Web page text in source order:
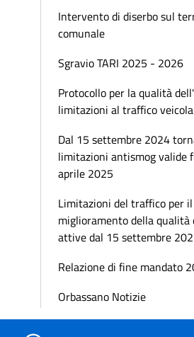
Intervento di diserbo sul
comunale
Sgravio TARI 2025 - 2026
Protocollo per la qualità
limitazioni al traffico
Dal 15 settembre 2024
limitazioni antismog valide
aprile 2025
Limitazioni del traffico per il
miglioramento della qualità
attive dal 15 settembre
Relazione di fine mandato
Orbassano Notizie